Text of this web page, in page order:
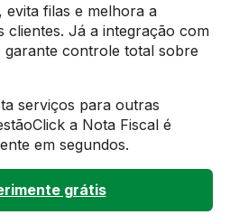
filas e melhora a
clientes. Já a integração com
garante controle total sobre
serviços para outras
a Nota Fiscal é
em segundos.
grátis